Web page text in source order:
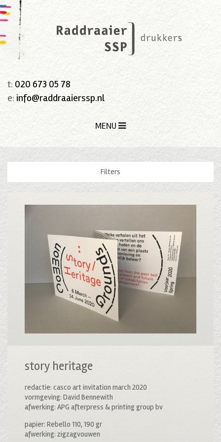
t: 020 673 05 78
e: info@raddraaierssp.nl
MENU
Filters
story heritage
redactie: casco art invitation march 2020
vormgeving: David Bennewith
afwerking: APG afterpress & printing group bv
papier: Rebello 110, 190 gr
afwerking: zigzagvouwen